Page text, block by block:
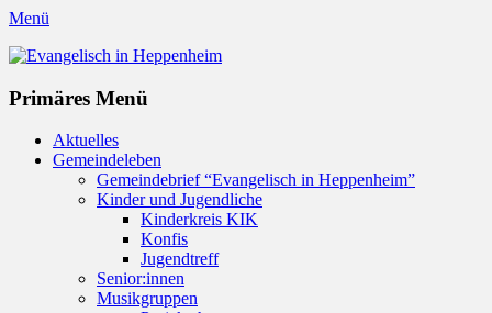
Menü
Evangelisch in Heppenheim
Primäres Menü
Zum
Inhalt
Aktuelles
Gemeindeleben
Gemeindebrief “Evangelisch in Heppenheim”
Kinder und Jugendliche
Kinderkreis KIK
Konfis
Jugendtreff
Senior:innen
Musikgruppen